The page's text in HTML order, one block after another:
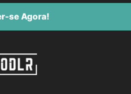
se Agora!